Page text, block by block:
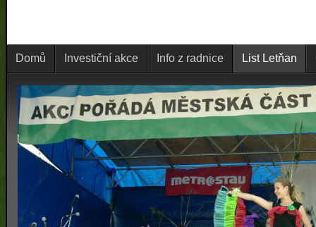
Domů Investiční akce Info z radnice List Letňan